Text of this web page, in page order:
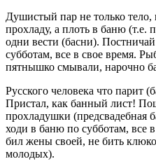
Душистый пар не только
прохладу, а плоть в баню (т.е.
одни вести (басни).
субботам, все в свое время.
пятнышко смывали, нарочно
Русского человека что парит
Пристал, как банный лист!
прохладушки (предсвадебная
ходи в баню по субботам, все
бил жены своей, не бить
молодых).